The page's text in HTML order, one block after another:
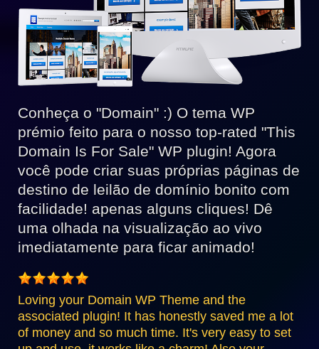
Conheça o "Domain" :) O tema WP
prémio feito para o nosso top-rated "This
Domain Is For Sale" WP plugin! Agora
você pode criar suas próprias páginas de
destino de leilão de domínio bonito com
facilidade! apenas alguns cliques! Dê
uma olhada na visualização ao vivo
imediatamente para ficar animado!
Loving your Domain WP Theme and the
associated plugin! It has honestly saved me a lot
of money and so much time. It's very easy to set